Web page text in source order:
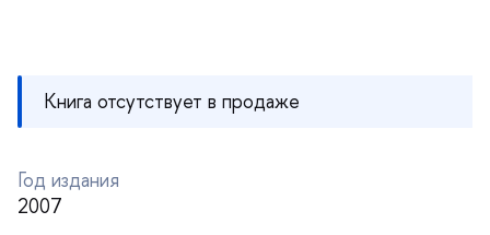
Книга отсутствует в продаже
Год издания
2007